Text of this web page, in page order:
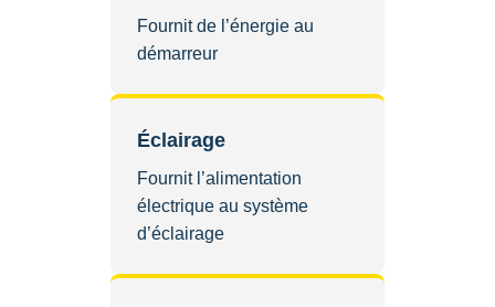
Fournit de l’énergie au
démarreur
Éclairage
Fournit l’alimentation
électrique au système
d’éclairage